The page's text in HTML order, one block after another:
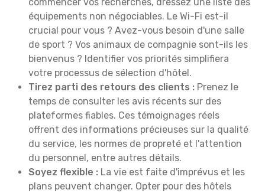
équipements non négociables. Le Wi-Fi est-il
crucial pour vous ? Avez-vous besoin d'une salle
de sport ? Vos animaux de compagnie sont-ils les
bienvenus ? Identifier vos priorités simplifiera
votre processus de sélection d'hôtel.
Tirez parti des retours des clients : Prenez le
temps de consulter les avis récents sur des
plateformes fiables. Ces témoignages réels
offrent des informations précieuses sur la qualité
du service, les normes de propreté et l'attention
du personnel, entre autres détails.
Soyez flexible : La vie est faite d'imprévus et les
plans peuvent changer. Opter pour des hôtels